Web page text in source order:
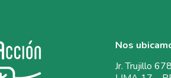
Nos
Jr. Trujillo